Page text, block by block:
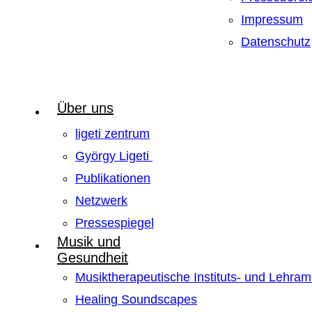
Impressum
Datenschutz
Über uns
ligeti zentrum
György Ligeti
Publikationen
Netzwerk
Pressespiegel
Musik und
Gesundheit
Musiktherapeutische Instituts- und
Healing Soundscapes